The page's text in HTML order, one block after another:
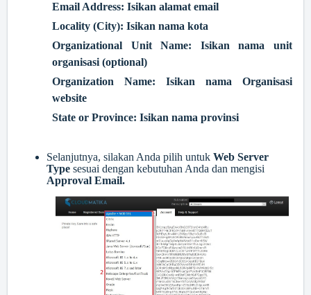
Email Address: Isikan alamat email
Locality (City): Isikan nama kota
Organizational Unit Name: Isikan nama unit
organisasi (optional)
Organization Name: Isikan nama Organisasi
website
State or Province: Isikan nama provinsi
Selanjutnya, silakan Anda pilih untuk Web Server
Type sesuai dengan kebutuhan Anda dan mengisi
Approval Email.